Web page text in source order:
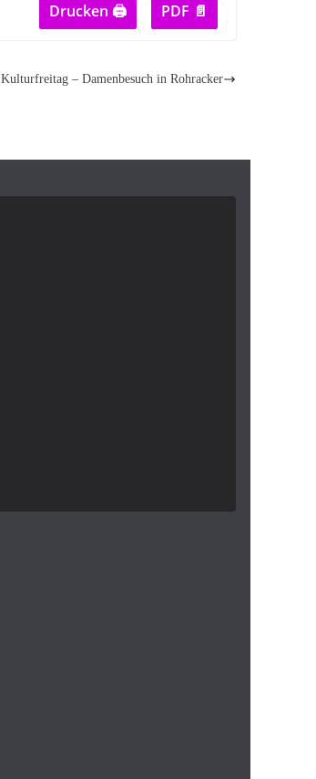
Drucken 🖨 PDF 📄
Kulturfreitag – Damenbesuch in Rohracker